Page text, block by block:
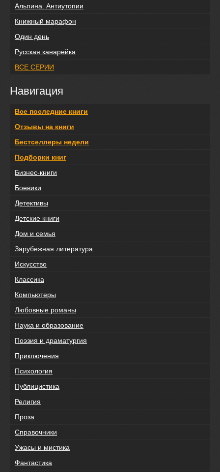
Альпина. Антиутопии
Книжный марафон
Один день
Русская канарейка
ВСЕ СЕРИИ
Навигация
Все последние книги
Отзывы на книги
Бестселлеры недели
Подборки книг
Бизнес-книги
Боевики
Детективы
Детские книги
Дом и семья
Зарубежная литература
Искусство
Классика
Компьютеры
Любовные романы
Наука и образование
Поэзия и драматургия
Приключения
Психология
Публицистика
Религия
Проза
Справочники
Ужасы и мистика
Фантастика